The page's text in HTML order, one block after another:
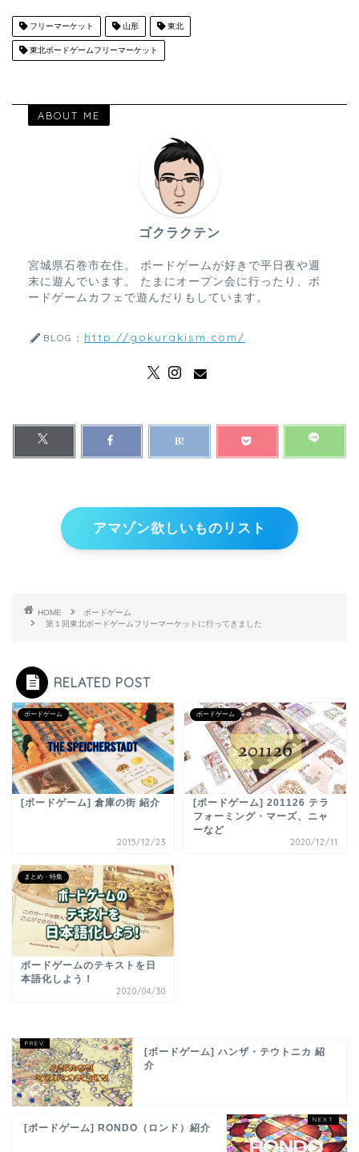
フリーマーケット 山形 東北
東北ボードゲームフリーマーケット
ABOUT ME
ゴクラクテン
宮城県石巻市在住。 ボードゲームが好きで平日夜や週
末に遊んでいます。 たまにオープン会に行ったり、ボ
ードゲームカフェで遊んだりもしています。
BLOG： http://gokurakism.com/
アマゾン欲しいものリスト
HOME
ボードゲーム
第１回東北ボードゲームフリーマーケットに行ってきました
RELATED POST
ボードゲーム
[ボードゲーム] 倉庫の街 紹介
2015/12/23
ボードゲーム
[ボードゲーム] 201126 テラ
フォーミング・マーズ、ニャ
ーなど
2020/12/11
まとめ・特集
ボードゲームのテキストを日
本語化しよう！
2020/04/30
[ボードゲーム] ハンザ・テウトニカ 紹
介
[ボードゲーム] RONDO（ロンド）紹介